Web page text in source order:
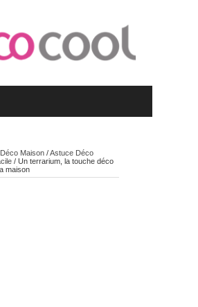
Maison/Astuce Déco
/ Un terrarium, la touche déco
maison